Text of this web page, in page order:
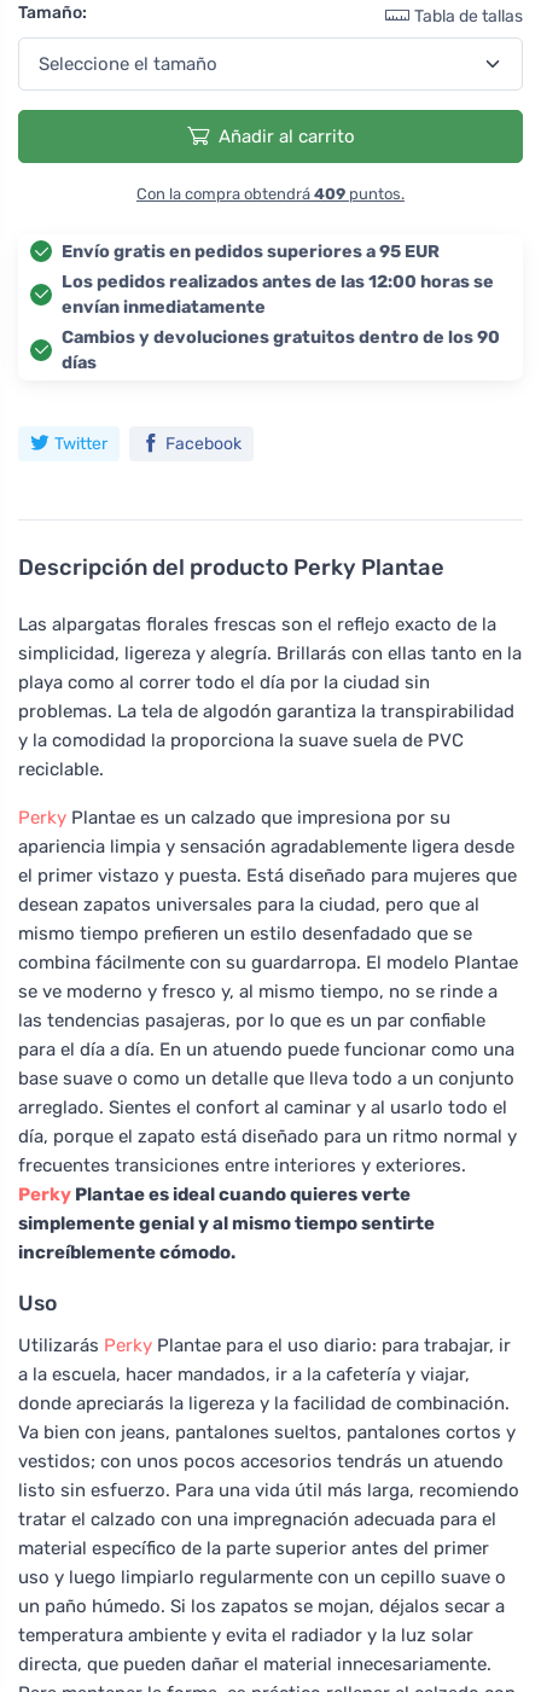
Descripción del producto Perky Plantae
Las alpargatas florales frescas son el reflejo exacto de la
simplicidad, ligereza y alegría. Brillarás con ellas tanto en la
playa como al correr todo el día por la ciudad sin
problemas. La tela de algodón garantiza la transpirabilidad
y la comodidad la proporciona la suave suela de PVC
reciclable.
Perky Plantae es un calzado que impresiona por su
apariencia limpia y sensación agradablemente ligera desde
el primer vistazo y puesta. Está diseñado para mujeres que
desean zapatos universales para la ciudad, pero que al
mismo tiempo prefieren un estilo desenfadado que se
combina fácilmente con su guardarropa. El modelo Plantae
se ve moderno y fresco y, al mismo tiempo, no se rinde a
las tendencias pasajeras, por lo que es un par confiable
para el día a día. En un atuendo puede funcionar como una
base suave o como un detalle que lleva todo a un conjunto
arreglado. Sientes el confort al caminar y al usarlo todo el
día, porque el zapato está diseñado para un ritmo normal y
frecuentes transiciones entre interiores y exteriores.
Perky Plantae es ideal cuando quieres verte
simplemente genial y al mismo tiempo sentirte
increíblemente cómodo.
Uso
Utilizarás Perky Plantae para el uso diario: para trabajar, ir
a la escuela, hacer mandados, ir a la cafetería y viajar,
donde apreciarás la ligereza y la facilidad de combinación.
Va bien con jeans, pantalones sueltos, pantalones cortos y
vestidos; con unos pocos accesorios tendrás un atuendo
listo sin esfuerzo. Para una vida útil más larga, recomiendo
tratar el calzado con una impregnación adecuada para el
material específico de la parte superior antes del primer
uso y luego limpiarlo regularmente con un cepillo suave o
un paño húmedo. Si los zapatos se mojan, déjalos secar a
temperatura ambiente y evita el radiador y la luz solar
directa, que pueden dañar el material innecesariamente.
Tamaño: Tabla de tallas
Añadir al carrito
Con la compra obtendrá 409 puntos.
Envío gratis en pedidos superiores a 95 EUR
Los pedidos realizados antes de las 12:00 horas se
envían inmediatamente
Cambios y devoluciones gratuitos dentro de los 90
días
Twitter Facebook